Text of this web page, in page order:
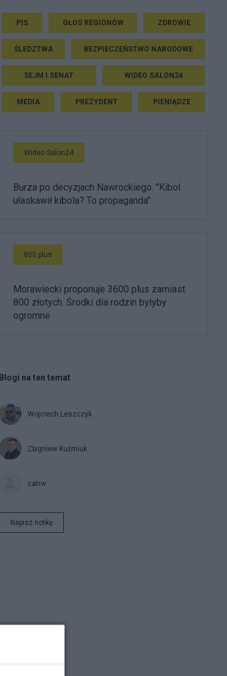
PIS GŁOS REGIONÓW ZDROWIE
ŚLEDZTWA BEZPIECZEŃSTWO NARODOWE
SEJM I SENAT WIDEO SALON24
MEDIA PREZYDENT PIENIĄDZE
Wideo Salon24
Burza po decyzjach Nawrockiego. "Kibol
ułaskawił kibola? To propaganda"
800 plus
Morawiecki proponuje 3600 plus zamiast
800 złotych. Środki dla rodzin byłyby
ogromne
Blogi na ten temat
Wojciech Leszczyk
Zbigniew Kuźmiuk
catrw
Napisz notkę